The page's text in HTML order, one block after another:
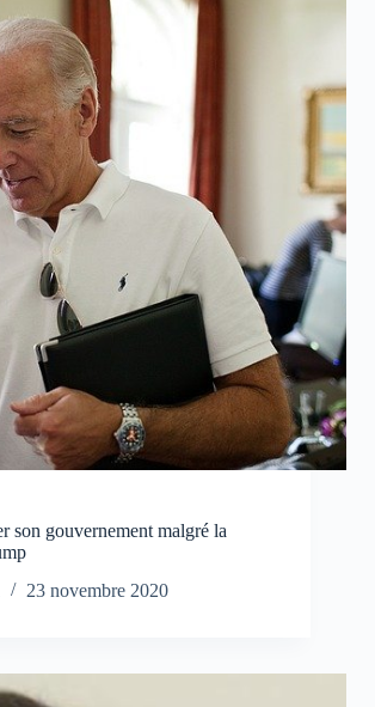
son gouvernement malgré la
23 novembre 2020